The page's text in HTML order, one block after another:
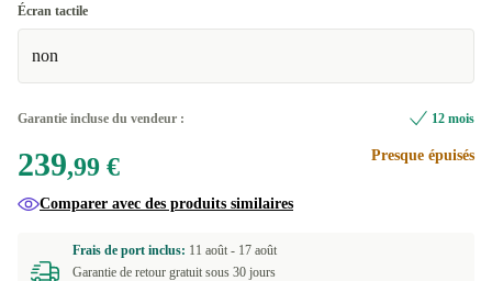
FI (QWERTY)
US (QWERTY)
+24,01 €
DE (QWERTZ) +24,01 €
SI (QWERTZ)
ND (QWERTY)
Windows 11 Home
Windows 11 Professional
Écran tactile
non
Garantie incluse du vendeur : 12 mois
239,99 € Presque épuisés
Comparer avec des produits similaires
Frais de port inclus: 11 août - 17 août
Garantie de retour gratuit sous 30 jours